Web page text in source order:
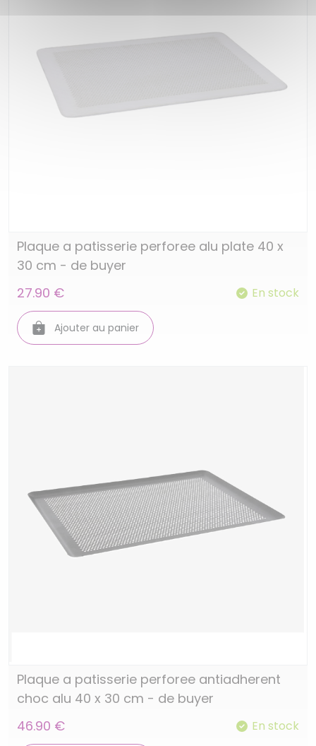
Plaque a patisserie perforee alu plate 40 x
30 cm - de buyer
27.90 €
En stock
Ajouter au panier
Plaque a patisserie perforee antiadherent
choc alu 40 x 30 cm - de buyer
46.90 €
En stock